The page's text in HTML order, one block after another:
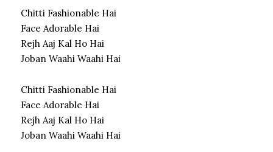
Chitti Fashionable Hai
Face Adorable Hai
Rejh Aaj Kal Ho Hai
Joban Waahi Waahi Hai
Chitti Fashionable Hai
Face Adorable Hai
Rejh Aaj Kal Ho Hai
Joban Waahi Waahi Hai